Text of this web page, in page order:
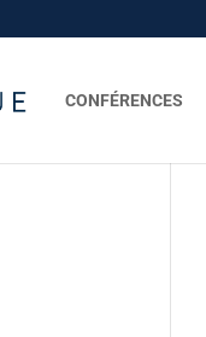
CONFÉRENCES